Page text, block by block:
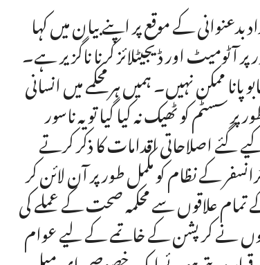
کے موقع پر اپنے بیان میں کہا
اور ڈیجیٹلائز کرنا ناگزیر ہے۔
ممکن نہیں۔ ہمیں ہر محکمے میں انسانی
سسٹم کو ٹھیک نہ کیا گیا تو یہ ناسور
اصلاحاتی اقدامات کا ذکر کرتے
کے نظام کو مکمل طور پر آن لائن کر
تمام علاقوں سے محکمہ صحت کے عملے کی
نے کرپشن کے خاتمے کے لیے عوام